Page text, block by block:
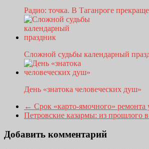
Радио: точка. В Таганроге
Сложной судьбы календарный
День «знатока человеческих душ»
← Cрок «карто-ямочного» ремонта
Петровские казармы: из прошлого
Добавить комментарий